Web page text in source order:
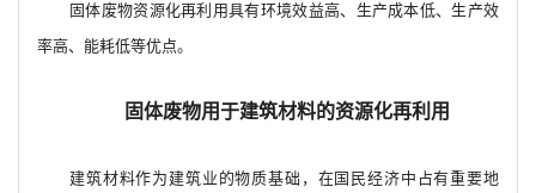
固体废物资源化再利用具有环境效益高、生产成本低、生产效
率高、能耗低等优点。
固体废物用于建筑材料的资源化再利用
建筑材料作为建筑业的物质基础，在国民经济中占有重要地